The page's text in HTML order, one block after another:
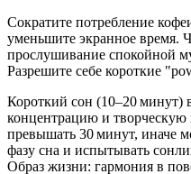
Сократите потребление
уменьшите экранное время.
прослушивание спокойной
Разрешите себе короткие
Короткий сон (10–20 минут)
концентрацию и творческую
превышать 30 минут, иначе
фазу сна и испытывать
Образ жизни: гармония в